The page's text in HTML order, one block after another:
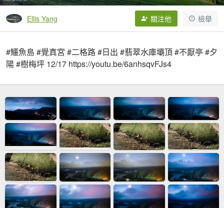
Ellis Yang 關注他 檢舉
#鱷魚島 #覺真宮 #二格路 #日出 #翡翠水庫壩頂 #不厭亭 #夕
陽 #樹梅坪 12/17 https://youtu.be/6anhsqvFJs4